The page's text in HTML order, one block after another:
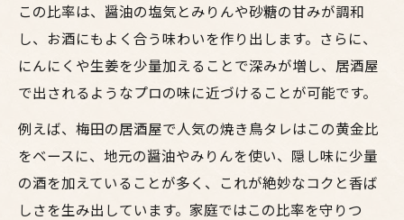
鳥料理で活きる焼き鳥タレ作り方簡単術
お酒に合う焼き鳥味付けアレンジポイント
焼鳥とお酒の相性を高める味付け工夫集
大阪で話題の鳥料理味付けを家庭で実践
タレ派塩派別おすすめ焼き鳥ペアリング術
この比率は、醤油の塩気とみりんや砂糖の甘みが調和
し、お酒にもよく合う味わいを作り出します。さらに、
にんにくや生姜を少量加えることで深みが増し、居酒屋
で出されるようなプロの味に近づけることが可能です。
例えば、梅田の居酒屋で人気の焼き鳥タレはこの黄金比
をベースに、地元の醤油やみりんを使い、隠し味に少量
の酒を加えていることが多く、これが絶妙なコクと香ば
しさを生み出しています。家庭ではこの比率を守りつ